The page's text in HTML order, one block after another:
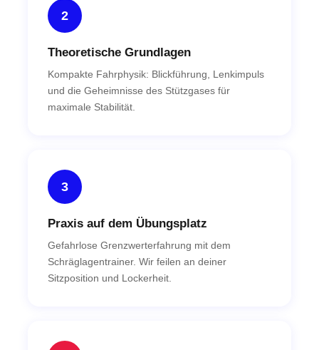
2
Theoretische Grundlagen
Kompakte Fahrphysik: Blickführung, Lenkimpuls
und die Geheimnisse des Stützgases für
maximale Stabilität.
3
Praxis auf dem Übungsplatz
Gefahrlose Grenzwerterfahrung mit dem
Schräglagentrainer. Wir feilen an deiner
Sitzposition und Lockerheit.